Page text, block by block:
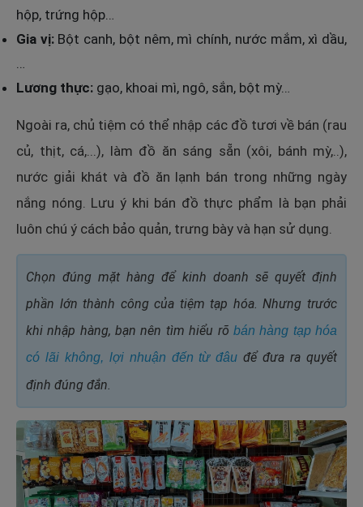
hộp, trứng hộp…
Gia vị: Bột canh, bột nêm, mì chính, nước mắm, xì dầu,
…
Lương thực: gạo, khoai mì, ngô, sắn, bột mỳ…
Ngoài ra, chủ tiệm có thể nhập các đồ tươi về bán (rau
củ, thịt, cá,...), làm đồ ăn sáng sẵn (xôi, bánh mỳ,..),
nước giải khát và đồ ăn lạnh bán trong những ngày
nắng nóng. Lưu ý khi bán đồ thực phẩm là bạn phải
luôn chú ý cách bảo quản, trưng bày và hạn sử dụng.
Chọn đúng mặt hàng để kinh doanh sẽ quyết định
phần lớn thành công của tiệm tạp hóa. Nhưng trước
khi nhập hàng, bạn nên tìm hiểu rõ bán hàng tạp hóa
có lãi không, lợi nhuận đến từ đâu để đưa ra quyết
định đúng đắn.